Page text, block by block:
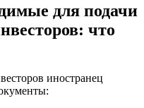
для подачи
что
иностранец